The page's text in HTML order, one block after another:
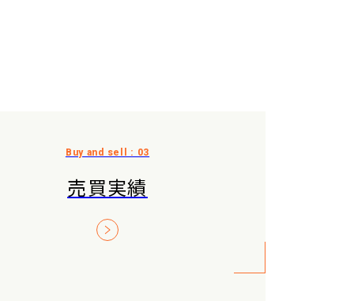
売買実績